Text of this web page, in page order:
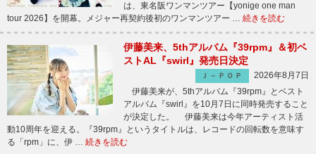
は、東名阪ワンマンツアー【yonige one man
tour 2026】を開幕。メジャー再契約後初のワンマンツアー … 続きを読む
伊藤美来、5thアルバム『39rpm』＆初ベ
ストAL『swirl』発売日決定
Ｊ－ＰＯＰ
2026年8月7日
伊藤美来が、5thアルバム『39rpm』とベスト
アルバム『swirl』を10月7日に同時発売すること
が決定した。 伊藤美来は今年アーティスト活
動10周年を迎える。『39rpm』というタイトルは、レコードの回転数を意味す
る「rpm」に、伊 … 続きを読む